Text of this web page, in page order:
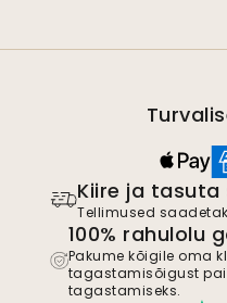
Kiire ja
Tellimused
100% rahulolu
Pakume kõigile oma
tagastamisõigust
tagastamiseks.